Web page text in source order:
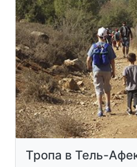
Тропа в Тель-